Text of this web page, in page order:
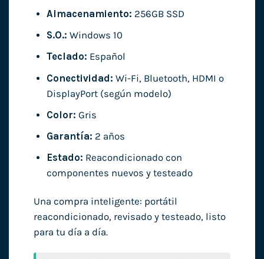
Almacenamiento: 256GB SSD
S.O.: Windows 10
Teclado: Español
Conectividad: Wi-Fi, Bluetooth, HDMI o
DisplayPort (según modelo)
Color: Gris
Garantía: 2 años
Estado: Reacondicionado con
componentes nuevos y testeado
Una compra inteligente: portátil
reacondicionado, revisado y testeado, listo
para tu día a día.